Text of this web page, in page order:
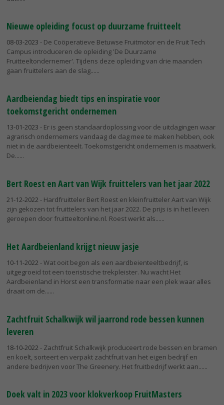
Nieuwe opleiding focust op duurzame fruitteelt
08-03-2023 - De Coöperatieve Betuwse Fruitmotor en de Fruit Tech
Campus introduceren de opleiding 'De Duurzame
Fruitteeltondernemer'. Tijdens deze opleiding van drie maanden
gaan fruittelers aan de slag...
Aardbeiendag biedt tips en inspiratie voor
toekomstgericht ondernemen
13-01-2023 - Er is geen standaardoplossing voor de uitdagingen waar
agrarisch ondernemers vandaag de dag mee te maken hebben, ook
niet in de aardbeienteelt. Toekomstgericht ondernemen is maatwerk.
De...
Bert Roest en Aart van Wijk fruittelers van het jaar 2022
21-12-2022 - Hardfruitteler Bert Roest en kleinfruitteler Aart van Wijk
zijn gekozen tot fruittelers van het jaar 2022. De prijs is in het leven
geroepen door fruitteeltonline.nl. Roest werkt als...
Het Aardbeienland krijgt nieuw jasje
10-11-2022 - Wat ooit begon als een aardbeienteeltbedrijf, is
uitgegroeid tot een toeristische trekpleister. Nu wacht Het
Aardbeienland in Horst een transformatie naar een plek waar alles
draait om de...
Zachtfruit Schalkwijk wil jaarrond rode bessen kunnen
leveren
18-10-2022 - Zachtfruit Schalkwijk produceert rode bessen en bramen
en koelt, sorteert en verpakt zachtfruit van het eigen bedrijf en
andere bedrijven voor The Greenery. Het fruitbedrijf werkt aan...
Doek valt in 2023 voor klokverkoop FruitMasters